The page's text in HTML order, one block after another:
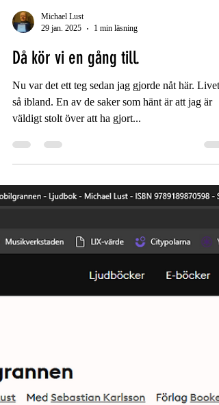
Michael Lust
Då kör vi en gång till.
så ibland. En av de saker som hänt är att jag är
väldigt stolt över att ha gjort...